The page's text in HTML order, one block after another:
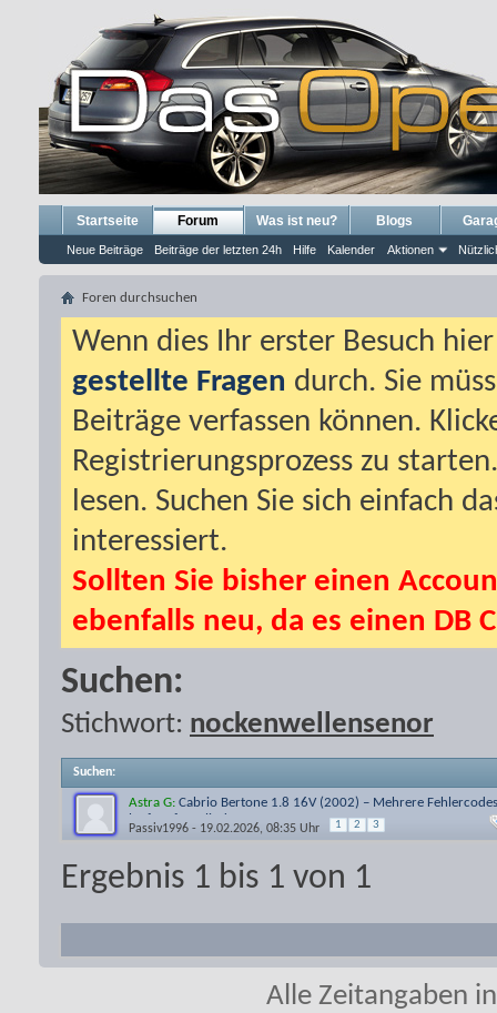
Startseite Forum
Neue Beiträge Beiträge der letzten 24h Hilfe Kalender Aktionen
Was ist neu? Blogs
Foren durchsuchen
Wenn dies Ihr erster Besuch
gestellte Fragen durch. Sie
Beiträge verfassen können.
Registrierungsprozess zu
lesen. Suchen Sie sich einfach
interessiert.
Sollten Sie bisher einen
ebenfalls neu, da es einen DB
Suchen:
Stichwort: nockenwellensenor
Suchen:
Astra G: Cabrio Bertone 1.8 16V (2002) – Mehrere
läuft auf 3 Zylindern, S
Passiv1996 - 19.02.2026, 08:35 Uhr 1 2 3
Ergebnis 1 bis 1 von 1
Alle Zeitangaben